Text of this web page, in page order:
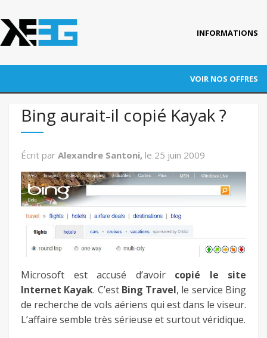
INFORMATIONS
Nos références
Contact
VOIR NOS OFFRES
RÉFÉRENCEMENT
ADWORDS
AUDITS
FORMATION
AUTRES PRESTATIONS
fb
twitter
Bing aurait-il copié Kayak ?
Écrit par Alexandre Santoni, le 25 juin 2009
Microsoft est accusé d’avoir copié le site
Internet Kayak. C’est Bing Travel, le service Bing
de recherche de vols aériens qui est dans le viseur.
L’affaire semble très sérieuse et surtout véridique.